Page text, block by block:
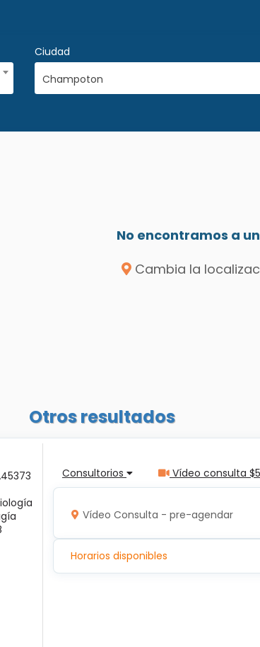
Ciudad
Champoton
No encontramos a
Cambia la
Otros resultados
Consultorios Vídeo consulta
Vídeo Consulta - pre-agendar
Horarios disponibles